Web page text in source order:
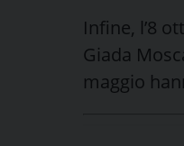
Infine, l’8
Giada
maggio